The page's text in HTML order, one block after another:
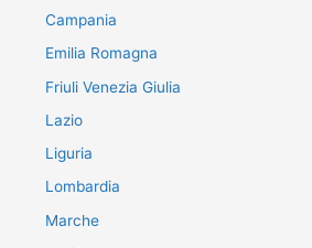
Campania
Emilia Romagna
Friuli Venezia Giulia
Lazio
Liguria
Lombardia
Marche